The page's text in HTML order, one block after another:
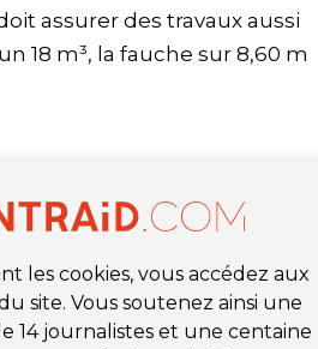
assurer des travaux aussi
18 m³, la fauche sur 8,60 m
les cookies, vous accédez aux
site. Vous soutenez ainsi une
14 journalistes et une centaine